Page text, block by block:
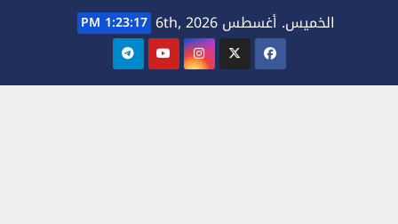
الخميس. أغسطس 6th, 2026 1:23:19 PM